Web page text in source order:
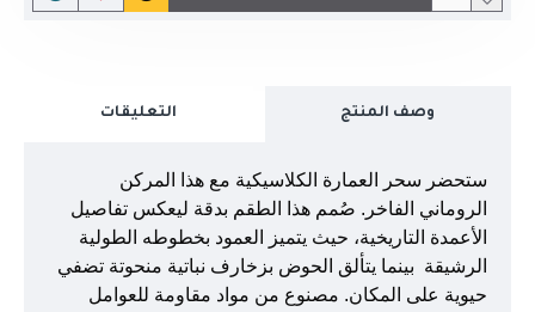
وصف المنتج التعليقات
ستحضر سحر العمارة الكلاسيكية مع هذا المركن
الروماني الفاخر. صُمم هذا الطقم بدقة ليعكس تفاصيل
الأعمدة التاريخية، حيث يتميز العمود بخطوطه الطولية
الرشيقة بينما يتألق الحوض بزخارف نباتية منحوتة تضفي
حيوية على المكان. مصنوع من مواد مقاومة للعوامل